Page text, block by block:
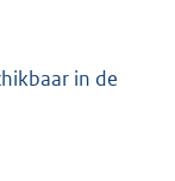
in de